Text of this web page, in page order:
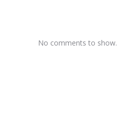
No comments to show.